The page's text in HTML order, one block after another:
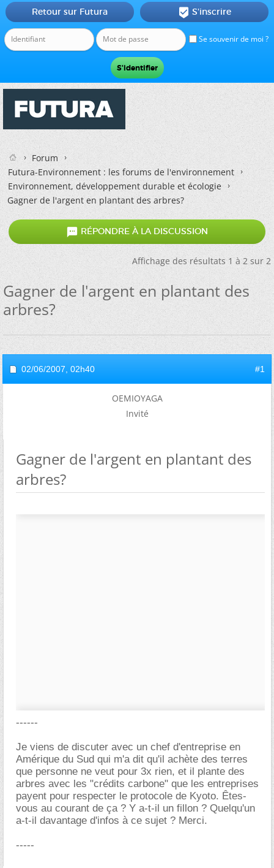
Se souvenir de moi ?
Retour sur Futura  S'inscrire
Forum
Futura-Environnement : les forums de l'environnement
Environnement, développement durable et écologie
Gagner de l'argent en plantant des arbres?
 RÉPONDRE À LA DISCUSSION
Affichage des résultats 1 à 2 sur 2
Gagner de l'argent en plantant des
arbres?
02/06/2007, 02h40 #1
OEMIOYAGA
Invité
Gagner de l'argent en plantant des
arbres?
------
Je viens de discuter avec un chef d'entreprise en
Amérique du Sud qui m'a dit qu'il achète des terres
que personne ne veut pour 3x rien, et il plante des
arbres avec les "crédits carbone" que les entreprises
payent pour respecter le protocole de Kyoto. Êtes-
vous au courant de ça ? Y a-t-il un fillon ? Quelqu'un
a-t-il davantage d'infos à ce sujet ? Merci.
-----